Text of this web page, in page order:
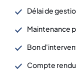
Délai de
Maintenance
Bon
Compte